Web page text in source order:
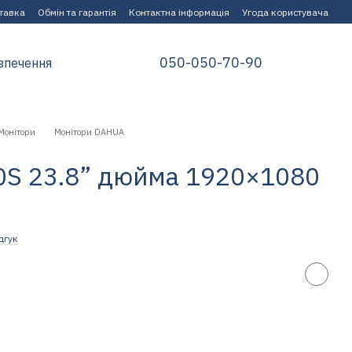
Обмін та гарантія Контактна інформація Угода користувача
050-050-70-90
Монітори DAHUA
23.8” дюйма 1920×1080